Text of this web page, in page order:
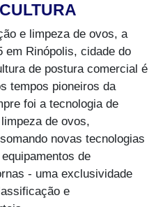
e limpeza de ovos, a
em Rinópolis, cidade do
de postura comercial é
tempos pioneiros da
foi a tecnologia de
de ovos,
novas tecnologias
de
- uma exclusividade
e